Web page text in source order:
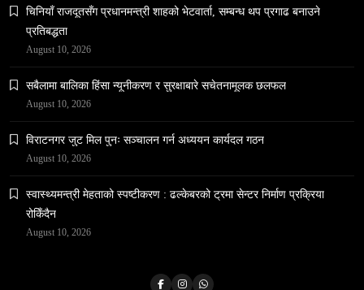
वन्यजन्तु वातावरण
नेपालको वन्यजन्तु पर्यटन प्रवर्द्धनमा महत्वपूर्ण योगदान
February 9, 2026
चिनियाँ राजदूतसँग प्रधानमन्त्री शाहको भेटवार्ता, सम्बन्ध थप प्रगाढ बनाउने
प्रतिबद्धता
August 10, 2026
सबैलामा बालिका हिंसा न्यूनीकरण र सुरक्षाबारे सचेतनामूलक छलफल
August 10, 2026
विराटनगर जुट मिल पुनः सञ्चालन गर्न अध्ययन कार्यदल गठन
August 10, 2026
स्वास्थ्यमन्त्री मेहताको स्पष्टीकरण : ढल्केबरको ट्रमा सेन्टर निर्माण प्रक्रिया
रोकिँदैन
August 10, 2026